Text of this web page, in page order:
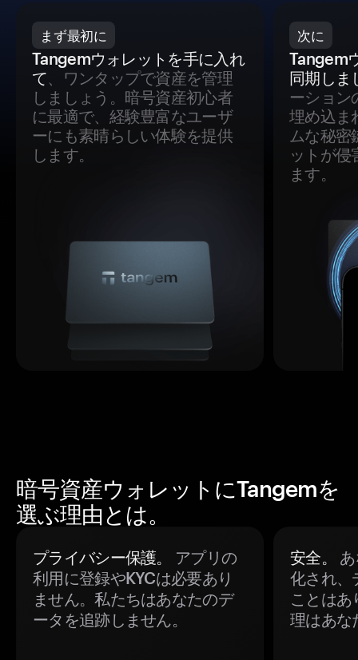
まず最初に
Tangemウォレットを手に入れ
て、ワンタップで資産を管理
しましょう。暗号資産初心者
に最適で、経験豊富なユーザ
ーにも素晴らしい体験を提供
します。
次に
Tangem
同期しま
ーション
埋め込ま
ムな秘密
ットが侵
ます。
暗号資産ウォレットにTangemを
選ぶ理由とは。
プライバシー保護。
アプリの
利用に登録やKYCは必要あり
ません。私たちはあなたのデ
ータを追跡しません。
安全。
化され、
ことはあ
理はあな